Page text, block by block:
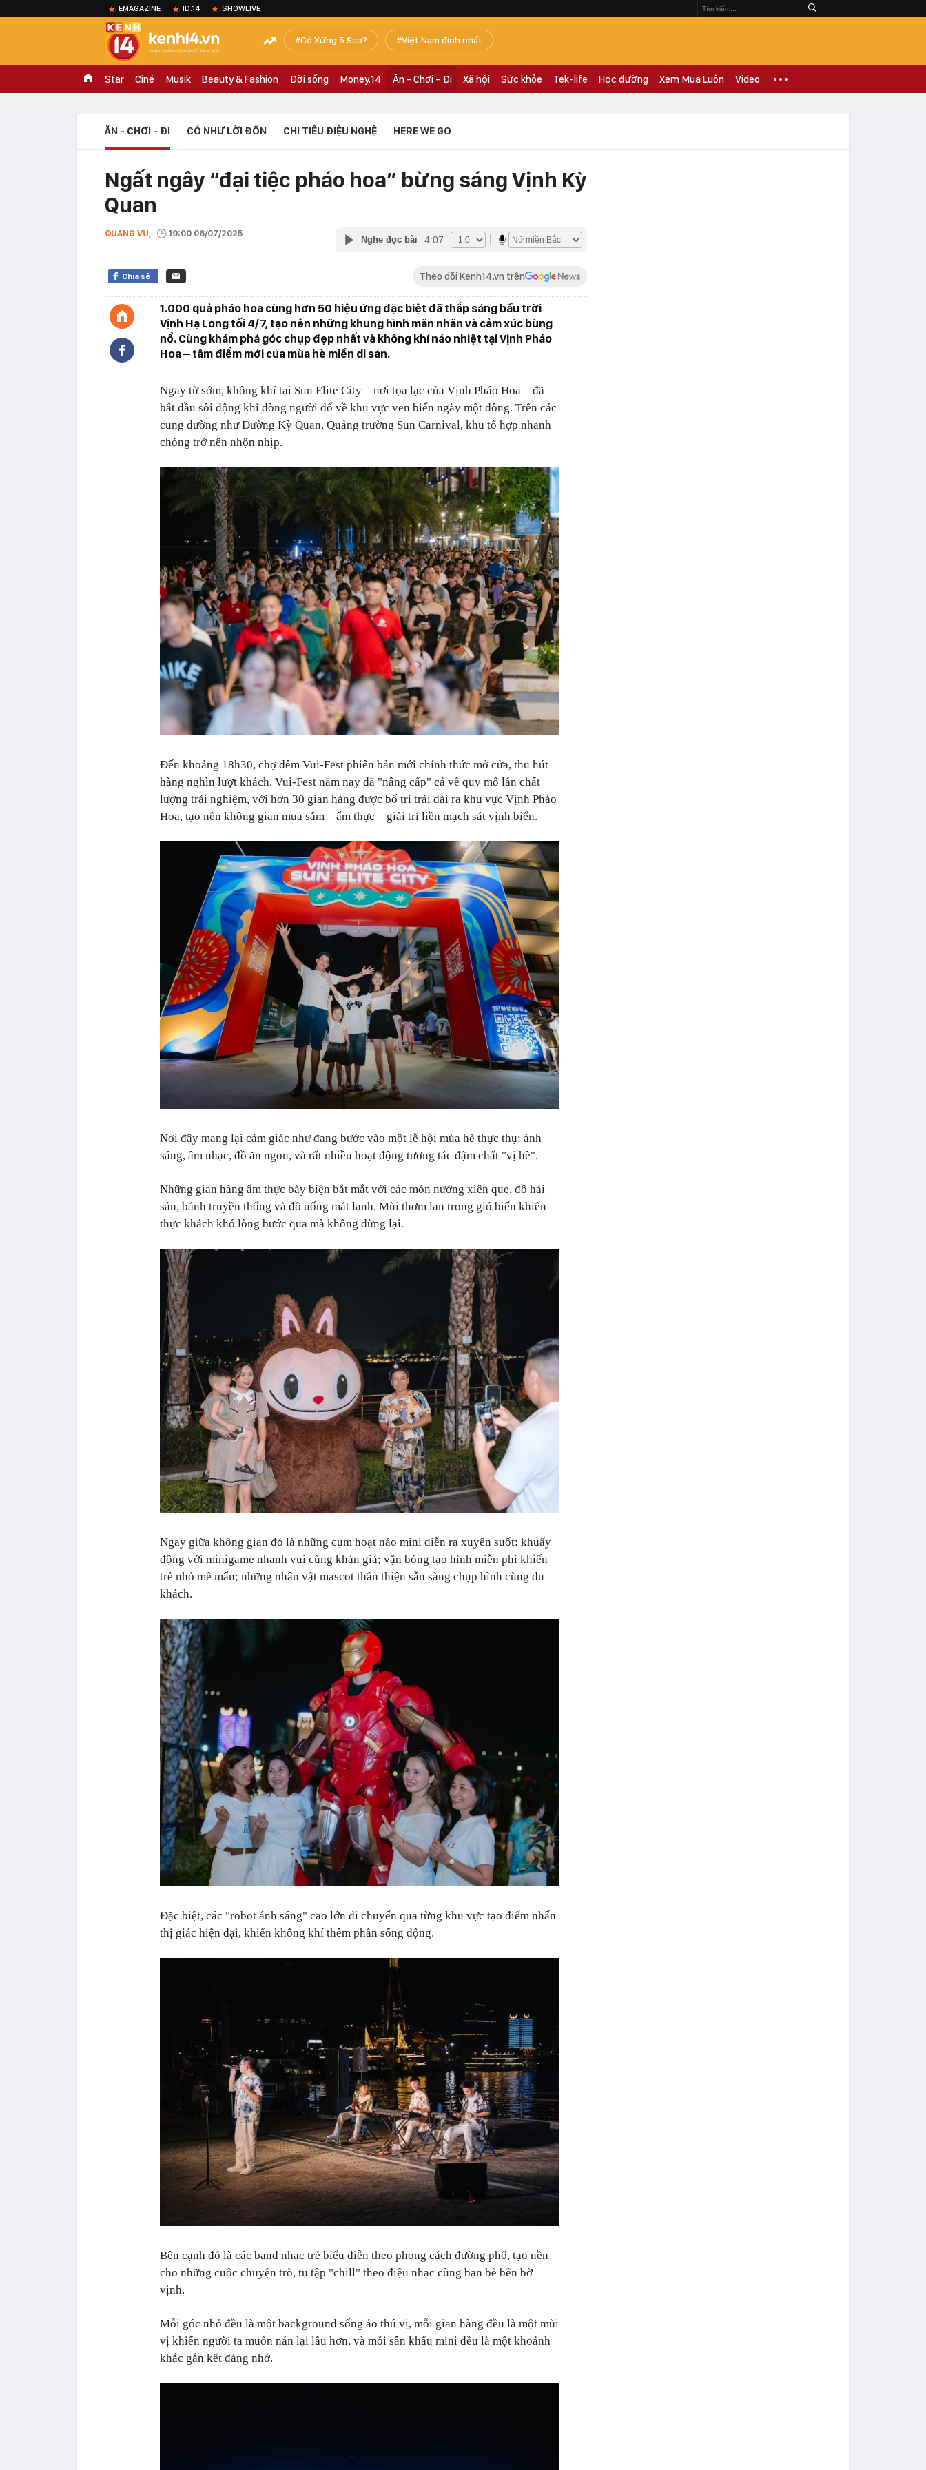
EMAGAZINE ID.14 SHOWLIVE
Có Xứng 5 Sao? Việt Nam đỉnh nhất
Star Ciné Musik Beauty & Fashion Đời sống Money.14 Ăn - Chơi - Đi Xã hội Sức khỏe Tek-life Học đường Xem Mua Luôn Video
ĂN - CHƠI - ĐI CÓ NHƯ LỜI ĐỒN CHI TIÊU ĐIỆU NGHỆ HERE WE GO
Ngất ngây “đại tiệc pháo hoa” bừng sáng Vịnh Kỳ
Quan
QUANG VŨ, 19:00 06/07/2025
Nghe đọc bài 4:07
Chia sẻ Theo dõi Kenh14.vn trên
1.000 quả pháo hoa cùng hơn 50 hiệu ứng đặc biệt đã thắp sáng bầu trời
Vịnh Hạ Long tối 4/7, tạo nên những khung hình mãn nhãn và cảm xúc bùng
nổ. Cùng khám phá góc chụp đẹp nhất và không khí náo nhiệt tại Vịnh Pháo
Hoa – tâm điểm mới của mùa hè miền di sản.
Ngay từ sớm, không khí tại Sun Elite City – nơi tọa lạc của Vịnh Pháo Hoa – đã
bắt đầu sôi động khi dòng người đổ về khu vực ven biển ngày một đông. Trên các
cung đường như Đường Kỳ Quan, Quảng trường Sun Carnival, khu tổ hợp nhanh
chóng trở nên nhộn nhịp.
Đến khoảng 18h30, chợ đêm Vui-Fest phiên bản mới chính thức mở cửa, thu hút
hàng nghìn lượt khách. Vui-Fest năm nay đã "nâng cấp" cả về quy mô lẫn chất
lượng trải nghiệm, với hơn 30 gian hàng được bố trí trải dài ra khu vực Vịnh Pháo
Hoa, tạo nên không gian mua sắm – ẩm thực – giải trí liền mạch sát vịnh biển.
Nơi đây mang lại cảm giác như đang bước vào một lễ hội mùa hè thực thụ: ánh
sáng, âm nhạc, đồ ăn ngon, và rất nhiều hoạt động tương tác đậm chất "vị hè".
Những gian hàng ẩm thực bày biện bắt mắt với các món nướng xiên que, đồ hải
sản, bánh truyền thống và đồ uống mát lạnh. Mùi thơm lan trong gió biển khiến
thực khách khó lòng bước qua mà không dừng lại.
Ngay giữa không gian đó là những cụm hoạt náo mini diễn ra xuyên suốt: khuấy
động với minigame nhanh vui cùng khán giả; vặn bóng tạo hình miễn phí khiến
trẻ nhỏ mê mẩn; những nhân vật mascot thân thiện sẵn sàng chụp hình cùng du
khách.
Đặc biệt, các "robot ánh sáng" cao lớn di chuyển qua từng khu vực tạo điểm nhấn
thị giác hiện đại, khiến không khí thêm phần sống động.
Bên cạnh đó là các band nhạc trẻ biểu diễn theo phong cách đường phố, tạo nền
cho những cuộc chuyện trò, tụ tập "chill" theo điệu nhạc cùng bạn bè bên bờ
vịnh.
Mỗi góc nhỏ đều là một background sống ảo thú vị, mỗi gian hàng đều là một mùi
vị khiến người ta muốn nán lại lâu hơn, và mỗi sân khấu mini đều là một khoảnh
khắc gắn kết đáng nhớ.